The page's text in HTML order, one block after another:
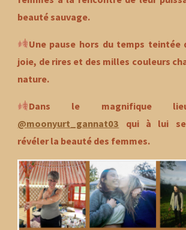
beauté sauvage.
Une pause hors du temps teintée
joie, de rires et des milles couleurs
nature.
Dans le magnifique
@moonyurt_gannat03 qui à lui
révéler la beauté des femmes.